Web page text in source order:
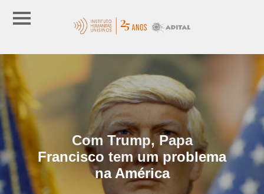
Com Trump, Papa
Francisco tem um problema
na América